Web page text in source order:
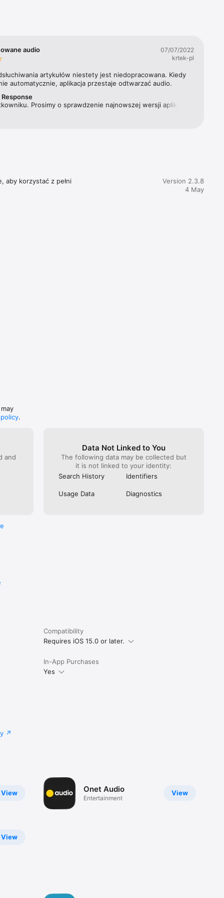
audio
07/07/2022
krtek-pl
artykułów niestety jest niedopracowana. Kiedy
automatycznie, aplikacja przestaje odtwarzać audio.
Prosimy o sprawdzenie najnowszej wersji aplikacji.
aby korzystać z pełni
Version 2.3.8
4 May
.
and
Data Not Linked to You
The following data may be collected but
it is not linked to your identity:
Search History
Identifiers
Usage Data Diagnostics
Compatibility
Requires iOS 15.0 or later.
In-App Purchases
Yes
View
View
View
Onet Audio
Entertainment